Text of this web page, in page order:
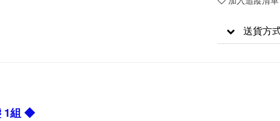
送貨方
1組 ◆